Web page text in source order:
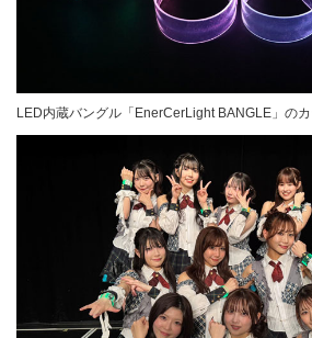
LED内蔵バングル「EnerCerLight BANGLE」の